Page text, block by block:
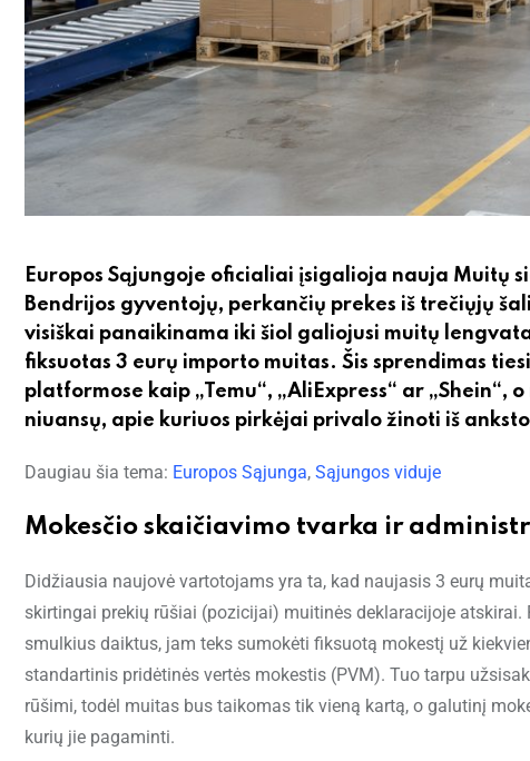
Europos Sąjungoje oficialiai įsigalioja nauja Muitų
Bendrijos gyventojų, perkančių prekes iš trečiųjų
visiškai panaikinama iki šiol galiojusi muitų
fiksuotas 3 eurų importo muitas. Šis sprendimas
platformose kaip „Temu“, „AliExpress“ ar
niuansų, apie kuriuos pirkėjai privalo žinoti iš
Daugiau šia tema: Europos Sąjunga, Sąjungos viduje
Mokesčio skaičiavimo tvarka ir
Didžiausia naujovė vartotojams yra ta, kad naujasis 3 eurų
skirtingai prekių rūšiai (pozicijai) muitinės deklaracijoje
smulkius daiktus, jam teks sumokėti fiksuotą mokestį už
standartinis pridėtinės vertės mokestis (PVM). Tuo tarpu
rūšimi, todėl muitas bus taikomas tik vieną kartą, o galutinį
kurių jie pagaminti.